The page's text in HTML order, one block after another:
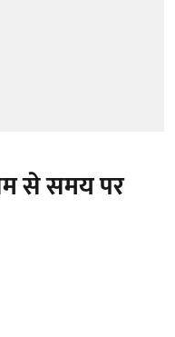
से समय पर